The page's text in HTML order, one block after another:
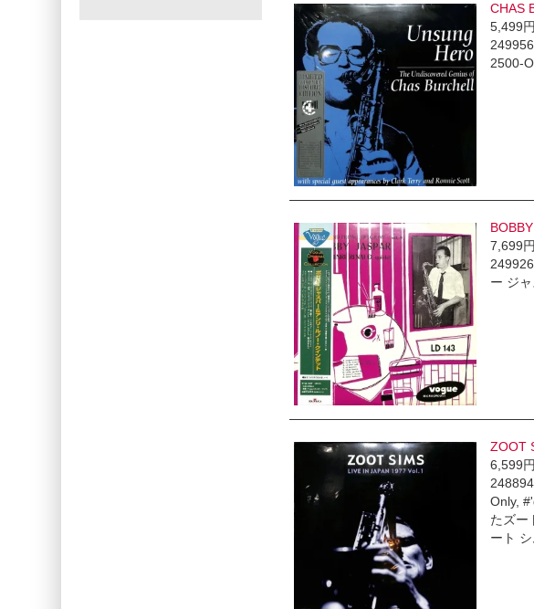
CHAS
5,499
2500-
7,699
ー ジ
ZOOT
6,599
Only,
たズー
ート